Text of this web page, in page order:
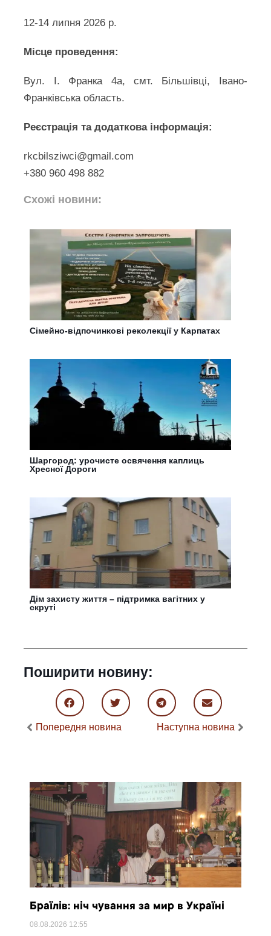
12-14 липня 2026 р.
Місце проведення:
Вул. І. Франка 4а, смт. Більшівці, Івано-
Франківська область.
Реєстрація та додаткова інформація:
rkcbilsziwci@gmail.com
+380 960 498 882
Схожі новини:
Сімейно-відпочинкові реколекції у Карпатах
Шаргород: урочисте освячення каплиць
Хресної Дороги
Дім захисту життя – підтримка вагітних у
скруті
Поширити новину:
Попередня новина Наступна новина
Браїлів: ніч чування за мир в Україні
08.08.2026 12:55